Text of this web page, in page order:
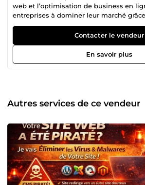
web et l’optimisation de business en
entreprises à dominer leur marché
digitale sur-mesure. 💡 Expert en
(SEO), j’optimise votre visibilité sur
les meilleures pratiques de
un contenu E-E-A-T friendly qui inspire
crédibilité. 🌍 Créateur de sites web
détail est pensé pour maximiser votre
Stratégie et optimisation business :
clients dans une vision globale du
chaque levier : expérience utilisateur
branding, publicité en ligne et
faire confiance ? ✔ 15 ans d’expertise
Résultats prouvés et stratégie ROIste ✔
personnalisée et accompagnement sur
&amp; veille constante sur les
Contacter le vendeur
En savoir plus
Autres services de ce vendeur